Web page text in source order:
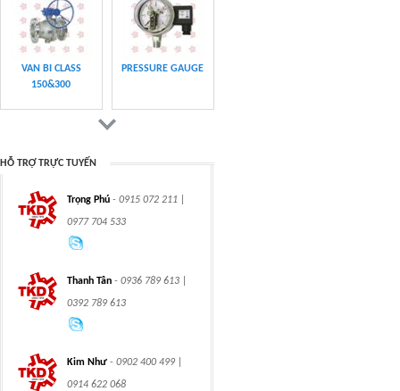
Swing hydraulic
BALL VALVES
CLASS 900 TRUNNION
MOUNTED BALL
integration hydraulic
motor
High power-mass ratio
HỖ TRỢ TRỰC TUYẾN
Trọng Phú - 0915 072 211 |
0977 704 533
Thanh Tân - 0936 789 613 |
0392 789 613
Kim Như - 0902 400 499 |
0914 622 068